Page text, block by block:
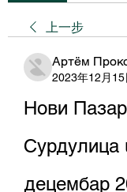
上一步
Артём
2023年12月15
Нови
Сурдулица
децембар